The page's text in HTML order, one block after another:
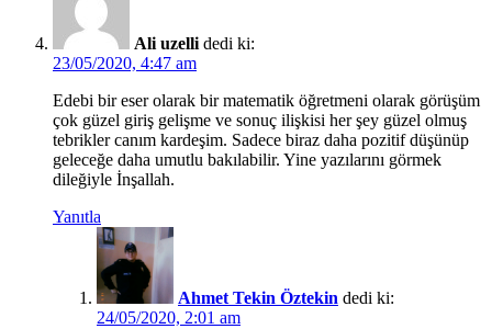
Ali uzelli dedi ki:
23/05/2020, 4:47 am
Edebi bir eser olarak bir matematik öğretmeni olarak görüşüm
çok güzel giriş gelişme ve sonuç ilişkisi her şey güzel olmuş
tebrikler canım kardeşim. Sadece biraz daha pozitif düşünüp
geleceğe daha umutlu bakılabilir. Yine yazılarını görmek
dileğiyle İnşallah.
Yanıtla
Ahmet Tekin Öztekin dedi ki:
24/05/2020, 2:01 am